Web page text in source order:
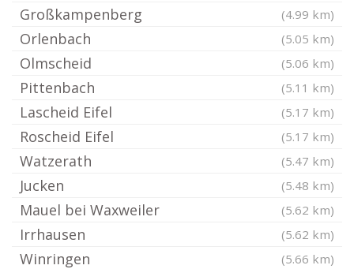
Großkampenberg (4.99 km)
Orlenbach (5.05 km)
Olmscheid (5.06 km)
Pittenbach (5.11 km)
Lascheid Eifel (5.17 km)
Roscheid Eifel (5.17 km)
Watzerath (5.47 km)
Jucken (5.48 km)
Mauel bei Waxweiler (5.62 km)
Irrhausen (5.62 km)
Winringen (5.66 km)